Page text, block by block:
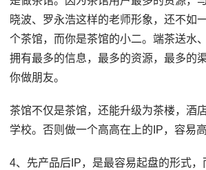
晓波、罗永浩这样的老师形象，还不如
个茶馆，而你是茶馆的小二。端茶送水
拥有最多的信息，最多的资源，最多的
你做朋友。
茶馆不仅是茶馆，还能升级为茶楼，酒
学校。否则做一个高高在上的IP，容易
4、先产品后IP，是最容易起盘的形式，